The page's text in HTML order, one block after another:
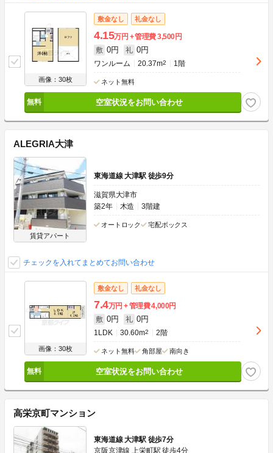
画像：30枚
敷金なし 礼金なし
4.15万円 管理費3,500円
敷 0円 礼 0円
ワンルーム 20.37m2 1階
ネット無料
空室状況をお問い合わせ
ALEGRIA大津
賃貸アパート
東海道線 大津駅 徒歩9分
滋賀県大津市
築2年
木造 3階建
オートロック 宅配ボックス
チェックを入れてまとめてお問い合わせ
画像：30枚
敷金なし 礼金なし
7.4万円 管理費4,000円
敷 0円 礼 0円
1LDK 30.60m2 2階
ネット無料 角部屋 南向き
空室状況をお問い合わせ
高栄京町マンション
東海道線 大津駅 徒歩7分
京阪京津線 上栄町駅 徒歩4分